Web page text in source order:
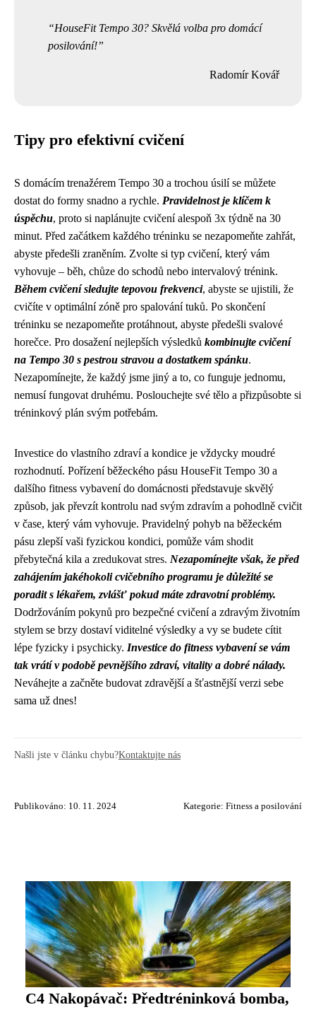
HouseFit Tempo 30? Skvělá volba pro domácí
posilování!
Radomír Kovář
Tipy pro efektivní cvičení
S domácím trenažérem Tempo 30 a trochou úsilí se můžete
dostat do formy snadno a rychle. Pravidelnost je klíčem k
úspěchu, proto si naplánujte cvičení alespoň 3x týdně na 30
minut. Před začátkem každého tréninku se nezapomeňte zahřát,
abyste předešli zraněním. Zvolte si typ cvičení, který vám
vyhovuje – běh, chůze do schodů nebo intervalový trénink.
Během cvičení sledujte tepovou frekvenci, abyste se ujistili, že
cvičíte v optimální zóně pro spalování tuků. Po skončení
tréninku se nezapomeňte protáhnout, abyste předešli svalové
horečce. Pro dosažení nejlepších výsledků kombinujte cvičení
na Tempo 30 s pestrou stravou a dostatkem spánku.
Nezapomínejte, že každý jsme jiný a to, co funguje jednomu,
nemusí fungovat druhému. Poslouchejte své tělo a přizpůsobte si
tréninkový plán svým potřebám.
Investice do vlastního zdraví a kondice je vždycky moudré
rozhodnutí. Pořízení běžeckého pásu HouseFit Tempo 30 a
dalšího fitness vybavení do domácnosti představuje skvělý
způsob, jak převzít kontrolu nad svým zdravím a pohodlně cvičit
v čase, který vám vyhovuje. Pravidelný pohyb na běžeckém
pásu zlepší vaši fyzickou kondici, pomůže vám shodit
přebytečná kila a zredukovat stres. Nezapomínejte však, že před
zahájením jakéhokoli cvičebního programu je důležité se
poradit s lékařem, zvlášť pokud máte zdravotní problémy.
Dodržováním pokynů pro bezpečné cvičení a zdravým životním
stylem se brzy dostaví viditelné výsledky a vy se budete cítit
lépe fyzicky i psychicky. Investice do fitness vybavení se vám
tak vrátí v podobě pevnějšího zdraví, vitality a dobré nálady.
Neváhejte a začněte budovat zdravější a šťastnější verzi sebe
sama už dnes!
Našli jste v článku chybu?Kontaktujte nás
Publikováno: 10. 11. 2024 Kategorie: Fitness a posilování
C4 Nakopávač: Předtréninková bomba,